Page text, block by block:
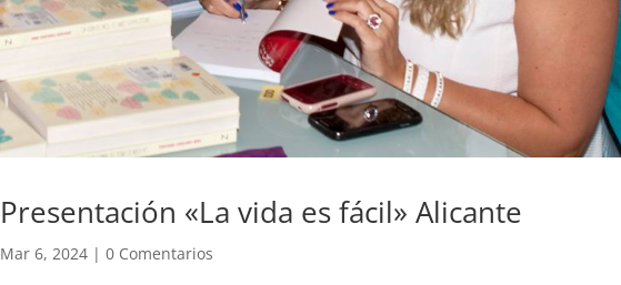
Presentación «La vida es fácil» Alicante
Mar 6, 2024| 0 Comentarios